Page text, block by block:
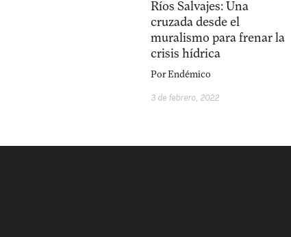
Ríos Salvajes: Una
cruzada desde el
muralismo para frenar la
crisis hídrica
PorEndémico
3 de febrero, 2022